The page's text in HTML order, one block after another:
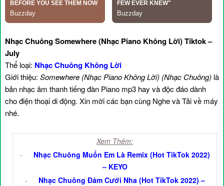
Nhạc Chuông Somewhere (Nhạc Piano Không Lời) Tiktok –
July
Thể loại: Nhạc Chuông Không Lời
Giới thiệu: Somewhere (Nhạc Piano Không Lời) (Nhạc Chuông) là
bản nhạc âm thanh tiếng đàn Piano mp3 hay và độc đáo dành
cho điện thoại di động. Xin mời các bạn cùng Nghe và Tải về máy
nhé.
Xem Thêm:
-
Nhạc Chuông Muốn Em Là Remix (Hot TikTok 2022)
– KEYO
-
Nhạc Chuông Đám Cưới Nha (Hot TikTok 2022) –